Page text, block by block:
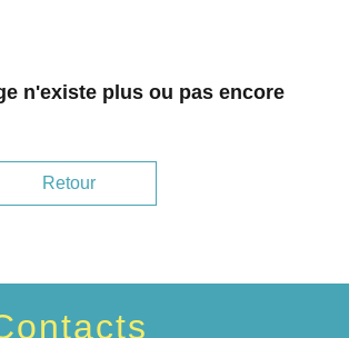
n'existe plus ou pas encore
Retour